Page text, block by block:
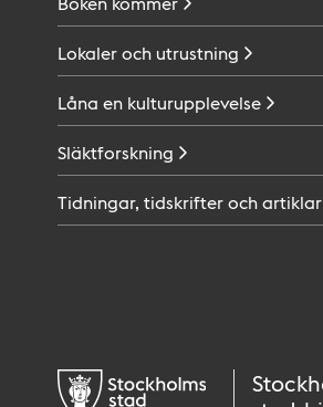
Lokaler och utrustning
Låna en kulturupplevelse
Släktforskning
Tidningar, tidskrifter ochartiklar